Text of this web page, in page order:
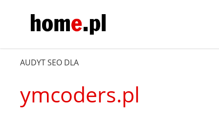
AUDYT SEO DLA
ymcoders.pl